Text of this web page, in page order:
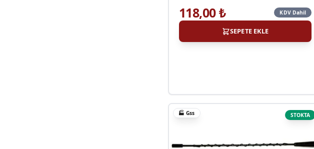
118,00₺ KDV Dahil
SEPETE EKLE
STOKTA
🏭Gss